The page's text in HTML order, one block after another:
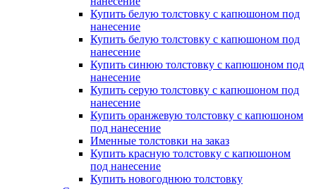
Купить белую толстовку с капюшоном под
нанесение
Купить белую толстовку с капюшоном под
нанесение
Купить синюю толстовку с капюшоном под
нанесение
Купить серую толстовку с капюшоном под
нанесение
Купить оранжевую толстовку с капюшоном
под нанесение
Именные толстовки на заказ
Купить красную толстовку с капюшоном
под нанесение
Купить новогоднюю толстовку